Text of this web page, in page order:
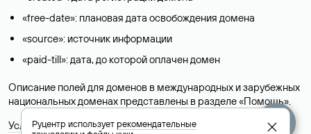
«free-date»: плановая дата освобождения домена
«source»: источник информации
«paid-till»: дата, до которой оплачен домен
Описание полей для доменов в международных и зарубежных
национальных доменах представлены в разделе «Помощь».
Условия использования Whois-сервиса
Руцентр используетрекомендательные